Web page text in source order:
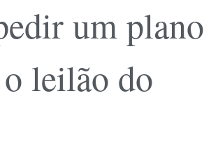
um plano
leilão do